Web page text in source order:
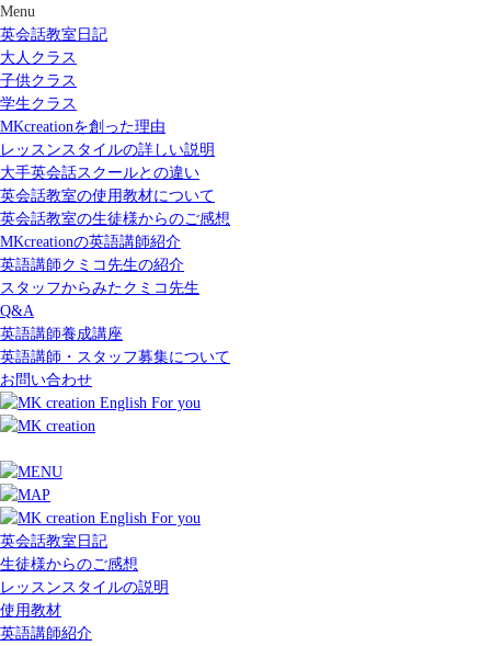
Menu
英会話教室日記
大人クラス
子供クラス
学生クラス
MKcreationを創った理由
レッスンスタイルの詳しい説明
大手英会話スクールとの違い
英会話教室の使用教材について
英会話教室の生徒様からのご感想
MKcreationの英語講師紹介
英語講師クミコ先生の紹介
スタッフからみたクミコ先生
Q&A
英語講師養成講座
英語講師・スタッフ募集について
お問い合わせ
英会話教室日記
生徒様からのご感想
レッスンスタイルの説明
使用教材
英語講師紹介